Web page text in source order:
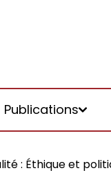
Publications
: Éthique et